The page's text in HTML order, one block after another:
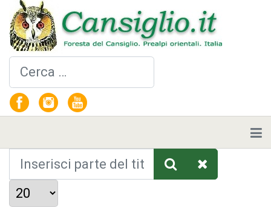
Cerca
Inserisci parte del titolo
Visualizza #